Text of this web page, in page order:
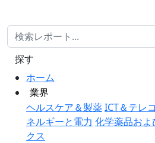
ホーム
業界
ヘルスケア＆製薬ICT＆テレ
ネルギーと電力 化学薬品お
クス
探す